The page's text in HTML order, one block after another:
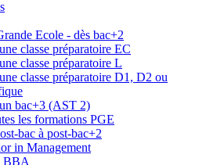
Ecole - dès bac+2
classe préparatoire EC
classe préparatoire L
classe préparatoire D1, D2 ou
bac+3 (AST 2)
les formations PGE
bac à post-bac+2
in Management
BBA